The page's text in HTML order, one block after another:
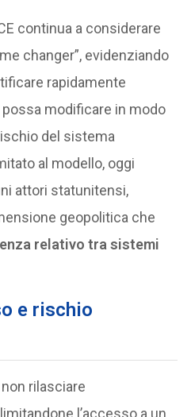
continua a considerare
changer”, evidenziando
rapidamente
modificare in modo
del sistema
al modello, oggi
attori statunitensi,
geopolitica che
relativo tra sistemi
e rischio
rilasciare
l’accesso a un